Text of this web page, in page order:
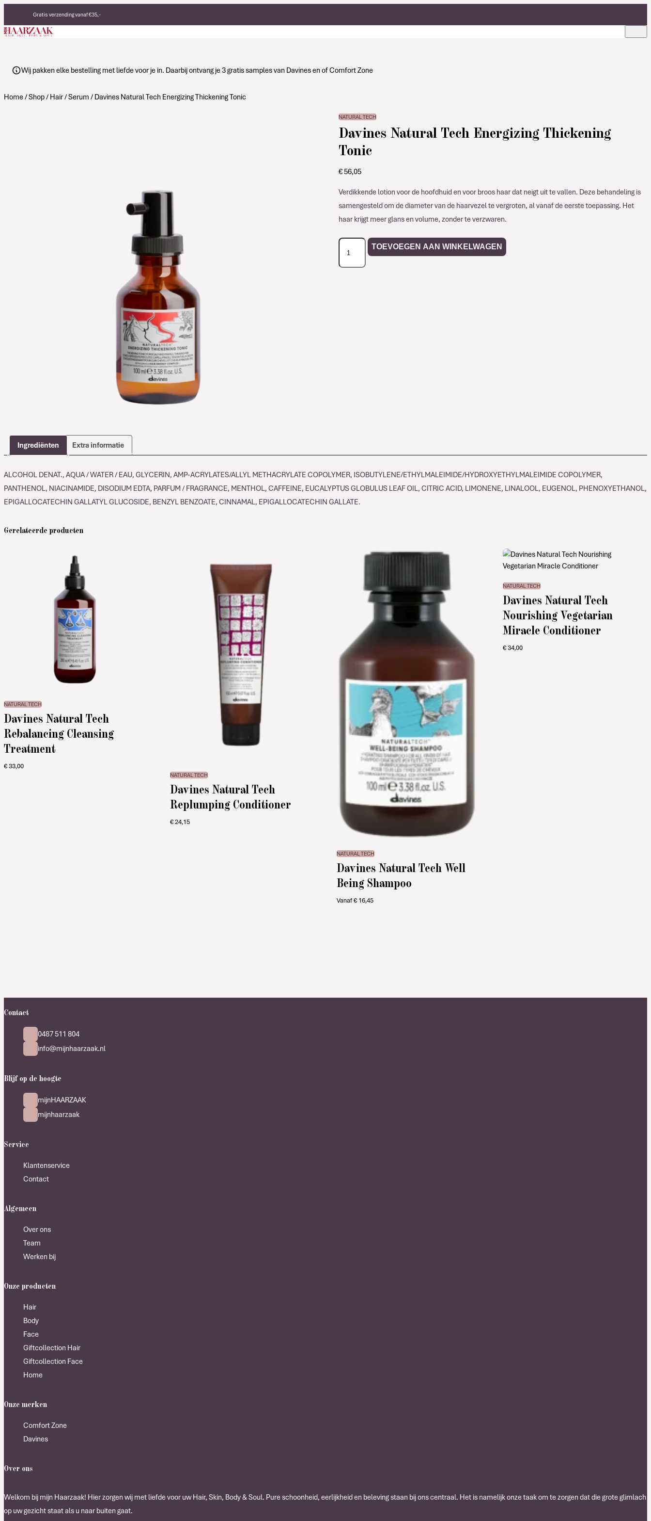
Gratis verzending vanaf €35,-
Eerlijke, duurzame producten
Made in Italy
Wij pakken elke bestelling met liefde voor je in. Daarbij ontvang je 3 gratis samples van Davines en of Comfort Zone
Home/Shop/ Hair/Serum / Davines Natural Tech Energizing Thickening Tonic
NATURAL TECH
Davines Natural Tech Energizing Thickening
Tonic
€56,05
Verdikkende lotion voor de hoofdhuid en voor broos haar dat neigt uit te vallen. Deze behandeling is
samengesteld om de diameter van de haarvezel te vergroten, al vanaf de eerste toepassing. Het
haar krijgt meer glans en volume, zonder te verzwaren.
Davines
Natural
Tech
TOEVOEGEN AAN WINKELWAGEN
Ingrediënten Extra informatie
ALCOHOL DENAT., AQUA / WATER / EAU, GLYCERIN, AMP-ACRYLATES/ALLYL METHACRYLATE COPOLYMER, ISOBUTYLENE/ETHYLMALEIMIDE/HYDROXYETHYLMALEIMIDE COPOLYMER,
PANTHENOL, NIACINAMIDE, DISODIUM EDTA, PARFUM / FRAGRANCE, MENTHOL, CAFFEINE, EUCALYPTUS GLOBULUS LEAF OIL, CITRIC ACID, LIMONENE, LINALOOL, EUGENOL, PHENOXYETHANOL,
EPIGALLOCATECHIN GALLATYL GLUCOSIDE, BENZYL BENZOATE, CINNAMAL, EPIGALLOCATECHIN GALLATE.
Gerelateerde producten
NATURAL TECH
Davines Natural Tech
Rebalancing Cleansing
Treatment
€33,00
NATURAL TECH
Davines Natural Tech
Replumping Conditioner
€24,15
NATURAL TECH
Davines Natural Tech Well
Being Shampoo
Vanaf€16,45
NATURAL TECH
Davines Natural Tech
Nourishing Vegetarian
Miracle Conditioner
€34,00
Contact
0487 511 804
info@mijnhaarzaak.nl
Blijf op de hoogte
mijnHAARZAAK
mijnhaarzaak
Service
Klantenservice
Contact
Algemeen
Over ons
Team
Werken bij
Onze producten
Hair
Body
Face
Giftcollection Hair
Giftcollection Face
Home
Onze merken
Comfort Zone
Davines
Over ons
Welkom bij mijn Haarzaak! Hier zorgen wij met liefde voor uw Hair, Skin, Body & Soul. Pure schoonheid, eerlijkheid en beleving staan bij ons centraal. Het is namelijk onze taak om te zorgen dat die grote glimlach
op uw gezicht staat als u naar buiten gaat.